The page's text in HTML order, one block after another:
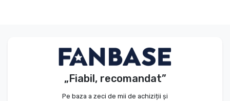
„Fiabil, recomandat”
Pe baza a zeci de mii de achiziții și